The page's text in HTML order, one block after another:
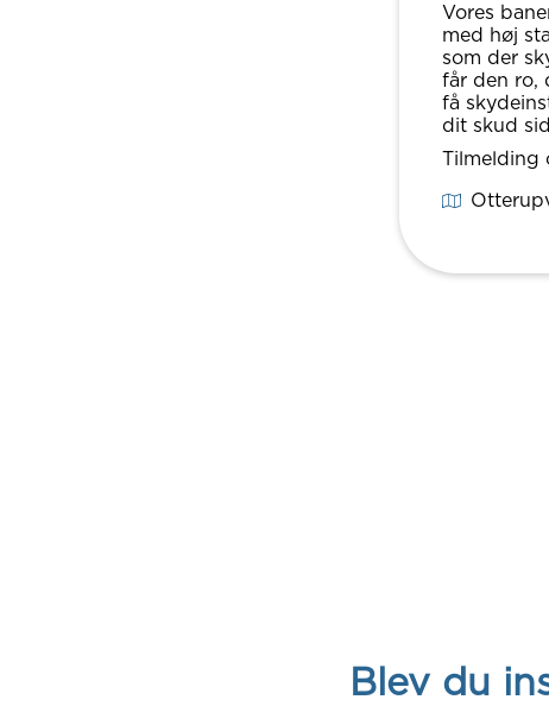
Vores
med høj
som der
får den ro,
få
dit skud
Tilmelding
Blev du